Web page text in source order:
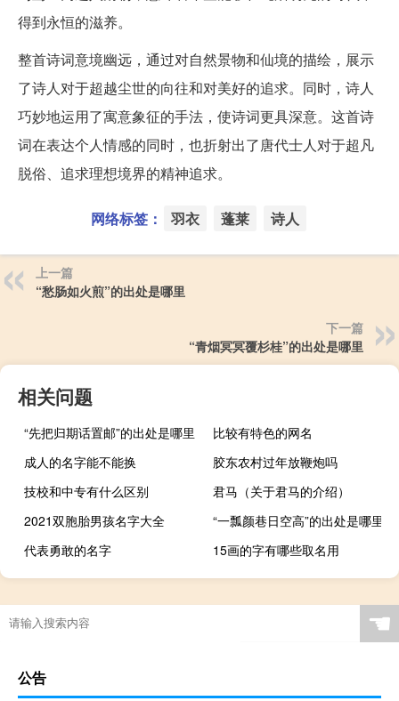
得到永恒的滋养。
整首诗词意境幽远，通过对自然景物和仙境的描绘，展示
了诗人对于超越尘世的向往和对美好的追求。同时，诗人
巧妙地运用了寓意象征的手法，使诗词更具深意。这首诗
词在表达个人情感的同时，也折射出了唐代士人对于超凡
脱俗、追求理想境界的精神追求。
网络标签： 羽衣 蓬莱 诗人
上一篇
“愁肠如火煎”的出处是哪里
下一篇
“青烟冥冥覆杉桂”的出处是哪里
相关问题
“先把归期话置邮”的出处是哪里
比较有特色的网名
成人的名字能不能换
胶东农村过年放鞭炮吗
技校和中专有什么区别
君马（关于君马的介绍）
2021双胞胎男孩名字大全
“一瓢颜巷日空高”的出处是哪里
代表勇敢的名字
15画的字有哪些取名用
☚
公告